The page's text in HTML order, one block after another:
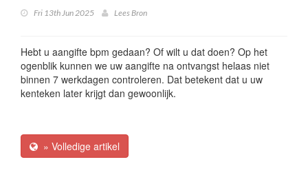
Fri 13th Jun 2025 Lees Bron
Hebt u aangifte bpm gedaan? Of wilt u dat doen? Op het
ogenblik kunnen we uw aangifte na ontvangst helaas niet
binnen 7 werkdagen controleren. Dat betekent dat u uw
kenteken later krijgt dan gewoonlijk.
» Volledige artikel